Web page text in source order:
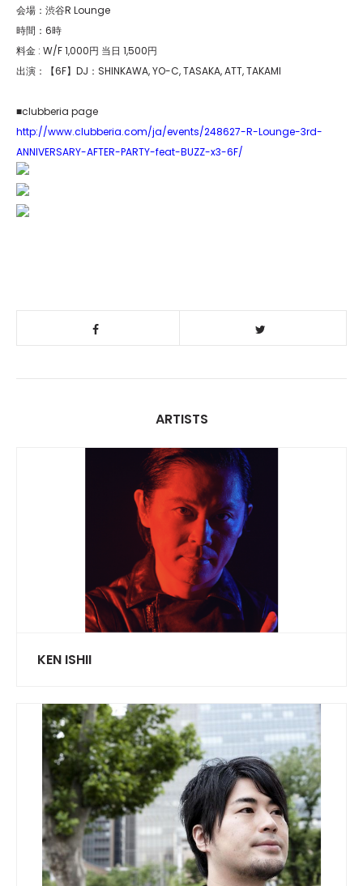
会場：渋谷R Lounge
時間：6時
料金 : W/F 1,000円 当日 1,500円
出演：【6F】DJ：SHINKAWA, YO-C, TASAKA, ATT, TAKAMI
■clubberia page
http://www.clubberia.com/ja/events/248627-R-Lounge-3rd-
ANNIVERSARY-AFTER-PARTY-feat-BUZZ-x3-6F/
ARTISTS
KEN ISHII